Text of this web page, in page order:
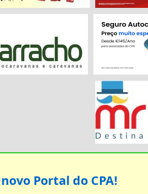
Portal do CPA!